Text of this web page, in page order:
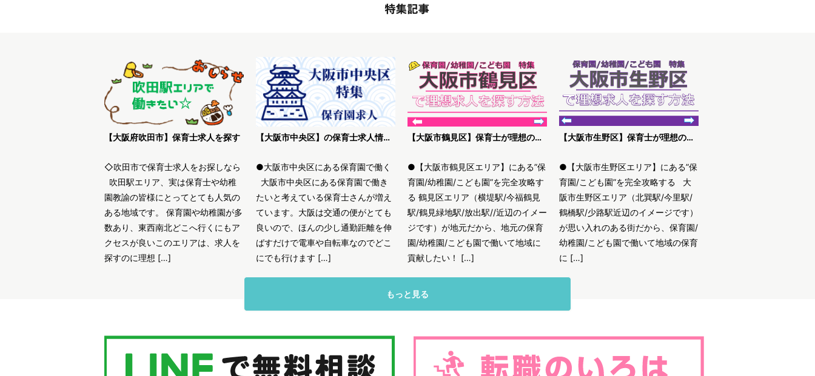
【大阪府吹田市】保育士求人を探す
◇吹田市で保育士求人をお探しなら
吹田駅エリア、実は保育士や幼稚
園教諭の皆様にとってとても人気の
ある地域です。 保育園や幼稚園が多
数あり、東西南北どこへ行くにもア
クセスが良いこのエリアは、求人を
探すのに理想 […]
【大阪市中央区】の保育士求人情報｜高待遇・未経験歓迎等、理想の保育園を探す方法
●大阪市中央区にある保育園で働く
大阪市中央区にある保育園で働き
たいと考えている保育士さんが増え
ています。大阪は交通の便がとても
良いので、ほんの少し通勤距離を伸
ばすだけで電車や自転車なのでどこ
にでも行けます […]
【大阪市鶴見区】保育士が理想の求人を探す方法解説
●【大阪市鶴見区エリア】にある”保
育園/幼稚園/こども園”を完全攻略す
る 鶴見区エリア（横堤駅/今福鶴見
駅/鶴見緑地駅/放出駅//近辺のイメー
ジです）が地元だから、地元の保育
園/幼稚園/こども園で働いて地域に
貢献したい！ […]
【大阪市生野区】保育士が理想の求人を探す方法
●【大阪市生野区エリア】にある”保
育園/こども園”を完全攻略する 大
阪市生野区エリア（北巽駅/今里駅/
鶴橋駅/少路駅近辺のイメージです）
が思い入れのある街だから、保育園/
幼稚園/こども園で働いて地域の保育
に […]
もっと見る